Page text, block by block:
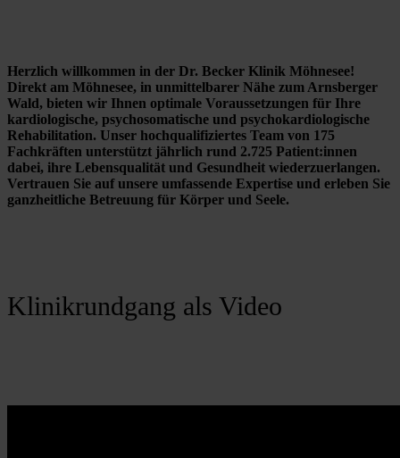
Herzlich willkommen in der Dr. Becker Klinik Möhnesee!
Direkt am Möhnesee, in unmittelbarer Nähe zum Arnsberger
Wald, bieten wir Ihnen optimale Voraussetzungen für Ihre
kardiologische, psychosomatische und psychokardiologische
Rehabilitation. Unser hochqualifiziertes Team von 175
Fachkräften unterstützt jährlich rund 2.725 Patient:innen
dabei, ihre Lebensqualität und Gesundheit wiederzuerlangen.
Vertrauen Sie auf unsere umfassende Expertise und erleben Sie
ganzheitliche Betreuung für Körper und Seele.
Klinikrundgang als Video